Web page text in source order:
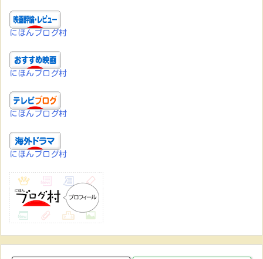
にほんブログ村
にほんブログ村
にほんブログ村
にほんブログ村